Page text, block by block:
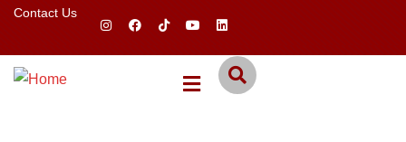
Contact Us